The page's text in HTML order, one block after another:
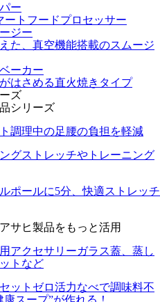
ー
ートフードプロセッサー
ジー
た、真空機能搭載のスムージ
ーカー
はさめる直火焼きタイプ
ズ
シリーズ
調理中の足腰の負担を軽減
グストレッチやトレーニング
ポールに5分、快適ストレッチ
サヒ製品をもっと活用
アクセサリーガラス蓋、蒸し
トなど
ット ゼロ活力なべで調味料不
スープ”が作れる！